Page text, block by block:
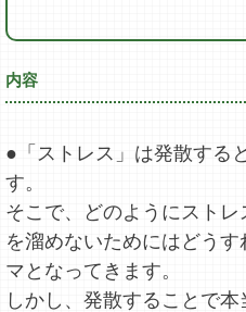
内容
●「ストレス」は発散する
す。
そこで、どのようにスト
を溜めないためにはどう
マとなってきます。
しかし、発散することで